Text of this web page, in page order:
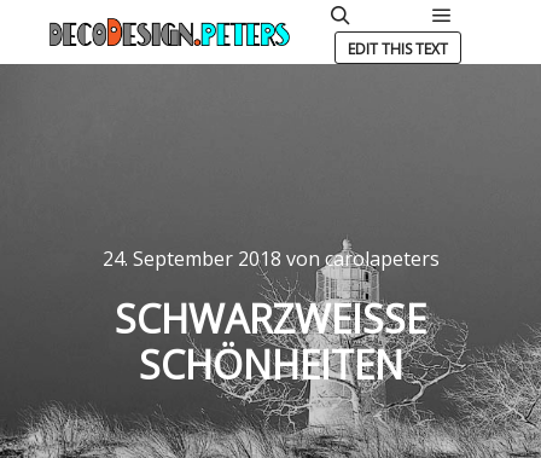
Suchen Hauptmenü
EDIT THIS TEXT
24. September 2018 voncarolapeters
SCHWARZWEISSE S
CHÖNHEITEN